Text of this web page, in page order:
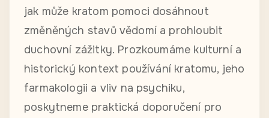
jak může kratom pomoci dosáhnout
změněných stavů vědomí a prohloubit
duchovní zážitky. Prozkoumáme kulturní a
historický kontext používání kratomu, jeho
farmakologii a vliv na psychiku,
poskytneme praktická doporučení pro